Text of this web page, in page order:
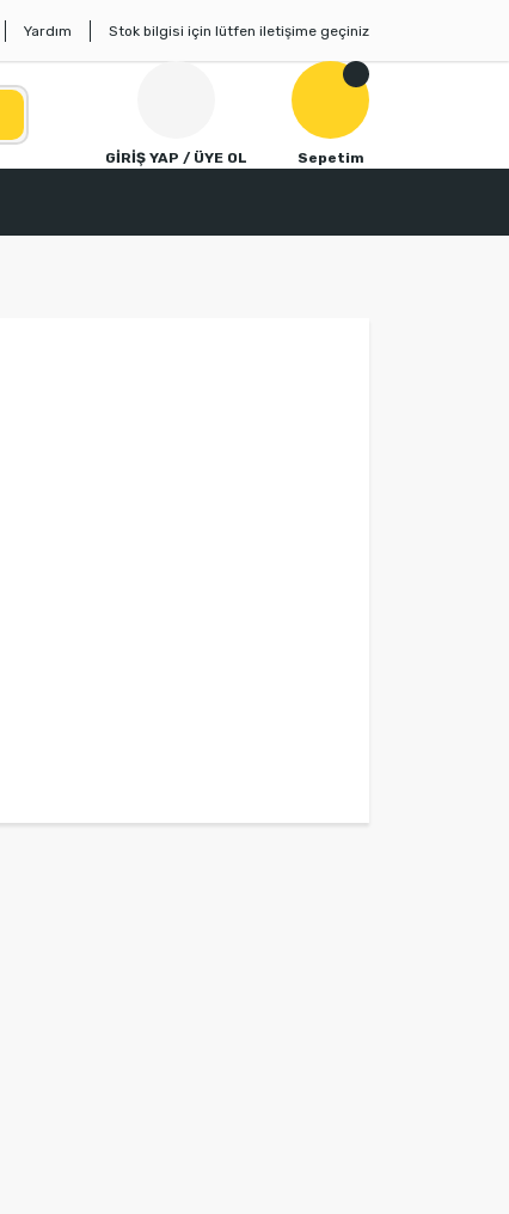
Yardım Stok bilgisi için lütfen iletişime geçiniz
GİRİŞ YAP / ÜYE OL Sepetim